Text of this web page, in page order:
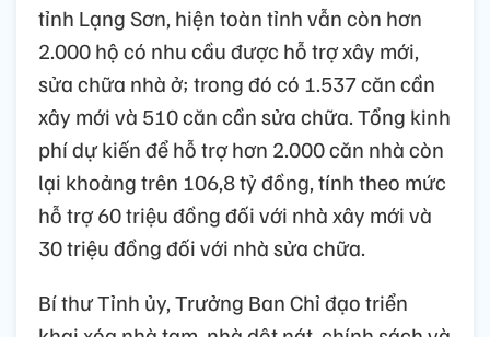
tỉnh Lạng Sơn, hiện toàn tỉnh vẫn còn hơn
2.000 hộ có nhu cầu được hỗ trợ xây mới,
sửa chữa nhà ở; trong đó có 1.537 căn cần
xây mới và 510 căn cần sửa chữa. Tổng kinh
phí dự kiến để hỗ trợ hơn 2.000 căn nhà còn
lại khoảng trên 106,8 tỷ đồng, tính theo mức
hỗ trợ 60 triệu đồng đối với nhà xây mới và
30 triệu đồng đối với nhà sửa chữa.
Bí thư Tỉnh ủy, Trưởng Ban Chỉ đạo triển